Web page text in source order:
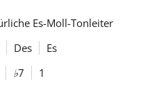
Es-Moll-Tonleiter
Des Es
♭7 1